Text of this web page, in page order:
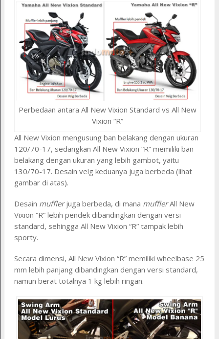
Perbedaan antara All New Vixion Standard vs All New
Vixion “R”
All New Vixion mengusung ban belakang dengan ukuran
120/70-17, sedangkan All New Vixion “R” memiliki ban
belakang dengan ukuran yang lebih gambot, yaitu
130/70-17. Desain velg keduanya juga berbeda (lihat
gambar di atas).
Desain mufflerjuga berbeda, di mana mufflerAll New
Vixion “R” lebih pendek dibandingkan dengan versi
standard, sehingga All New Vixion “R” tampak lebih
sporty.
Secara dimensi, All New Vixion “R” memiliki wheelbase 25
mm lebih panjang dibandingkan dengan versi standard,
namun berat totalnya 1 kg lebih ringan.